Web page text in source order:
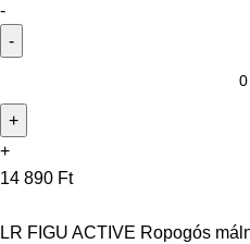
-
+
14 890 Ft
LR FIGU ACTIVE Ropogós